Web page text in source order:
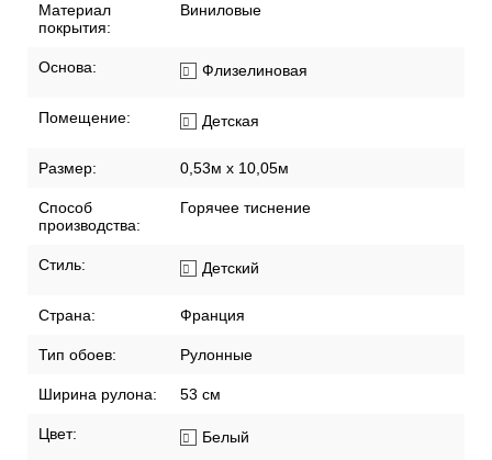
Материал
покрытия:
Виниловые
Основа: Флизелиновая
Помещение: Детская
Размер: 0,53м x 10,05м
Способ
производства:
Горячее тиснение
Стиль: Детский
Страна: Франция
Тип обоев: Рулонные
Ширина рулона: 53 см
Цвет: Белый